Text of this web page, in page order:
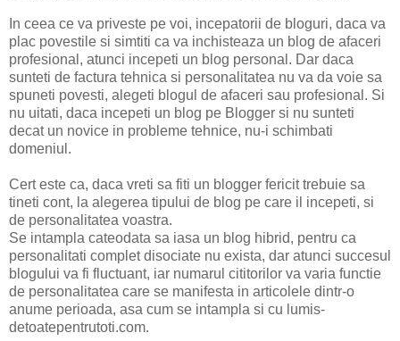
In ceea ce va priveste pe voi, incepatorii de bloguri, daca va
plac povestile si simtiti ca va inchisteaza un blog de afaceri
profesional, atunci incepeti un blog personal. Dar daca
sunteti de factura tehnica si personalitatea nu va da voie sa
spuneti povesti, alegeti blogul de afaceri sau profesional. Si
nu uitati, daca incepeti un blog pe Blogger si nu sunteti
decat un novice in probleme tehnice, nu-i schimbati
domeniul.
Cert este ca, daca vreti sa fiti un blogger fericit trebuie sa
tineti cont, la alegerea tipului de blog pe care il incepeti, si
de personalitatea voastra.
Se intampla cateodata sa iasa un blog hibrid, pentru ca
personalitati complet disociate nu exista, dar atunci succesul
blogului va fi fluctuant, iar numarul cititorilor va varia functie
de personalitatea care se manifesta in articolele dintr-o
anume perioada, asa cum se intampla si cu lumis-
detoatepentrutoti.com.